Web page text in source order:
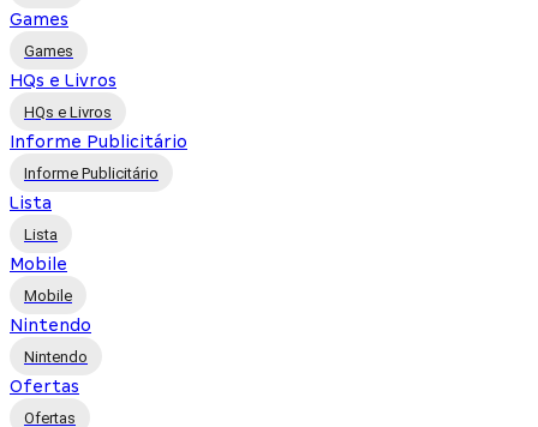
Games
Games
HQs e Livros
HQs e Livros
Informe Publicitário
Informe Publicitário
Lista
Lista
Mobile
Mobile
Nintendo
Nintendo
Ofertas
Ofertas